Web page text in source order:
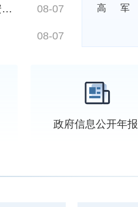
08-07
08-07
高军
政府信息公开年报